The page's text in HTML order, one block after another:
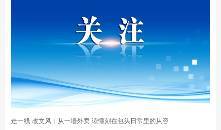
走一线 改文风︱从一墙外卖 读懂刻在包头日常里的从容